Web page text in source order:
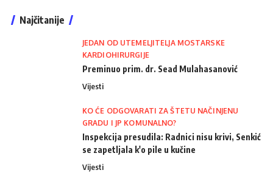
Najčitanije
JEDAN OD UTEMELJITELJA MOSTARSKE
KARDIOHIRURGIJE
Preminuo prim. dr. Sead Mulahasanović
Vijesti
KO ĆE ODGOVARATI ZA ŠTETU NAČINJENU
GRADU I JP KOMUNALNO?
Inspekcija presudila: Radnici nisu krivi, Senkić
se zapetljala k'o pile u kučine
Vijesti